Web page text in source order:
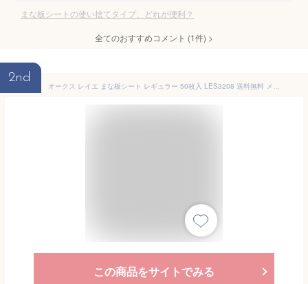
まな板シートの使い捨てタイプ、どれが便利？
全てのおすすめコメント (1件) >
2nd
オークス レイエ まな板シート レギュラー 50枚入 LES3208 送料無料 メール便 【 まな板シート 使い捨て ワックスペーパー キッチン 台所 leye AUX 日本製 】
この商品をサイトでみる